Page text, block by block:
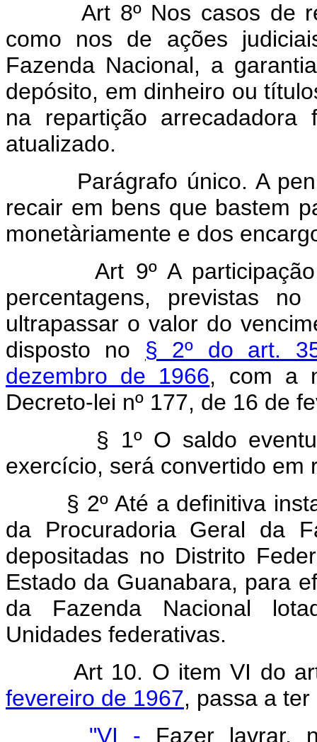
Art 8º Nos casos de
como nos de ações
Fazenda Nacional, a
depósito, em dinheiro ou
na repartição arrecadadora
atualizado.
Parágrafo único. A
recair em bens que bastem
monetàriamente e dos
Art 9º A
percentagens, previstas
ultrapassar o valor do
disposto no § 2º do art.
dezembro de 1966, com a
Decreto-lei nº 177, de 16 de
§ 1º O saldo
exercício, será convertido em
§ 2º Até a definitiva
da Procuradoria Geral da
depositadas no Distrito
Estado da Guanabara, para
da Fazenda Nacional
Unidades federativas.
Art 10. O item VI do
fevereiro de 1967, passa a
"VI - Fazer lavrar,